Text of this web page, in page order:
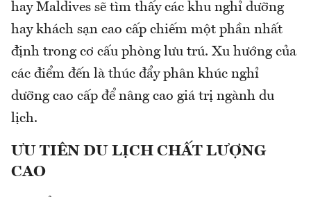
hay Maldives sẽ tìm thấy các khu nghỉ dưỡng
hay khách sạn cao cấp chiếm một phần nhất
định trong cơ cấu phòng lưu trú. Xu hướng của
các điểm đến là thúc đẩy phân khúc nghỉ
dưỡng cao cấp để nâng cao giá trị ngành du
lịch.
ƯU TIÊN DU LỊCH CHẤT LƯỢNG
CAO